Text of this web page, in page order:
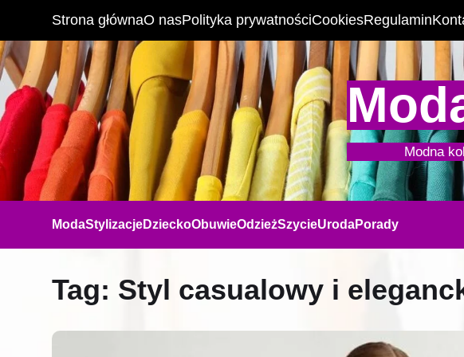
Strona głównaO nasPolityka prywatnościCookiesRegulamin
Modna
ModaStylizacjeDzieckoObuwieOdzieżSzycieUrodaPorady
Tag: Styl casualowy i